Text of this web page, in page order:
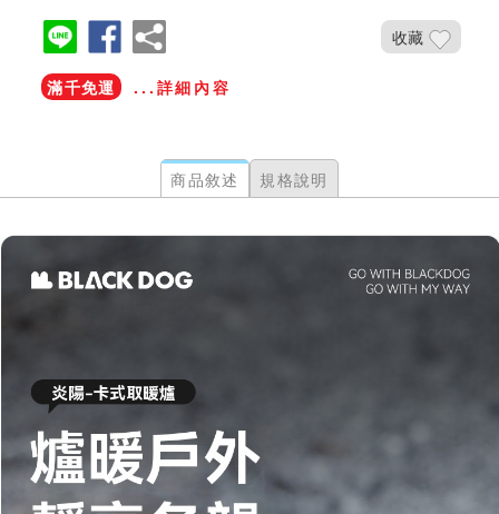
收藏
滿千免運 ...詳細內容
商品敘述 規格說明